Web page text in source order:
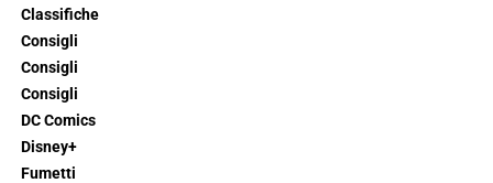
Classifiche
Consigli
Consigli
Consigli
DC Comics
Disney+
Fumetti